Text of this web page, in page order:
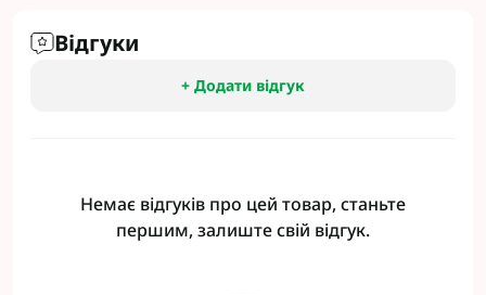
Відгуки
+ Додати відгук
Немає відгуків про цей товар, станьте
першим, залиште свій відгук.